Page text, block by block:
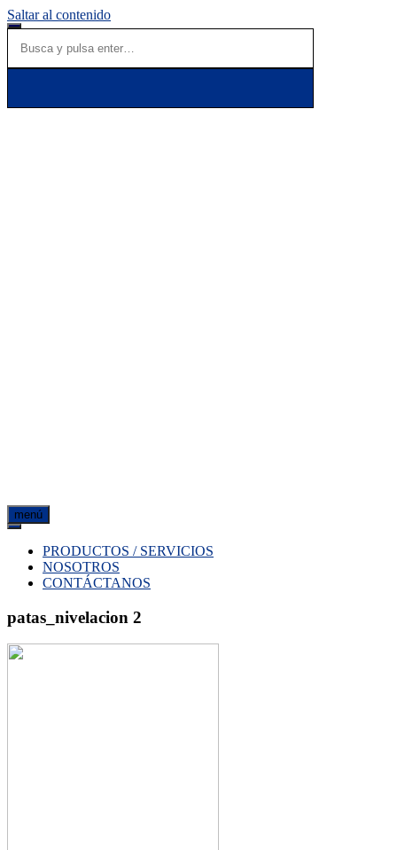
Saltar al contenido
menú
PRODUCTOS / SERVICIOS
NOSOTROS
CONTÁCTANOS
patas_nivelacion 2